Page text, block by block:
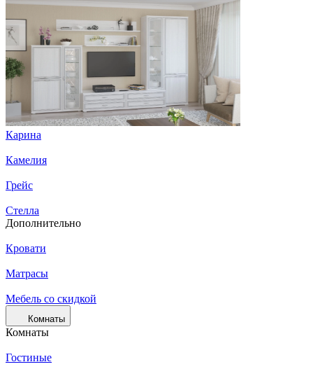
Карина
Камелия
Грейс
Стелла
Дополнительно
Кровати
Матрасы
Мебель со скидкой
Комнаты
Комнаты
Гостиные